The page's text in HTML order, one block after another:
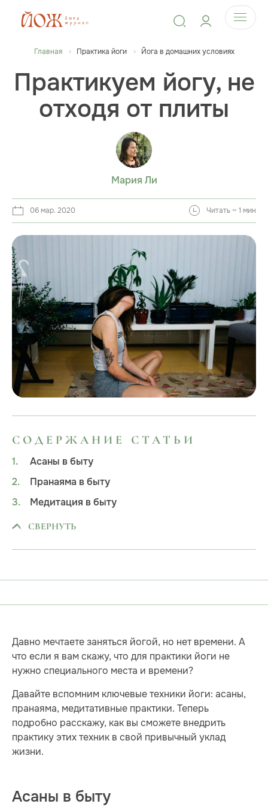
Главная Практика йоги Йога в домашних условиях
Практикуем йогу, не
отходя от плиты
Мария Ли
06 мар. 2020 Читать ~ 1 мин
СОДЕРЖАНИЕ СТАТЬИ
Асаны в быту
Пранаяма в быту
Медитация в быту
СВЕРНУТЬ
Давно мечтаете заняться йогой, но нет времени. А
что если я вам скажу, что для практики йоги не
нужно специального места и времени?
Давайте вспомним ключевые техники йоги: асаны,
пранаяма, медитативные практики. Теперь
подробно расскажу, как вы сможете внедрить
практику этих техник в свой привычный уклад
жизни.
Асаны в быту